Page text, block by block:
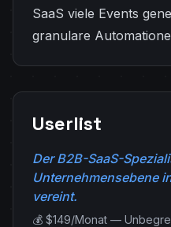
SaaS viele Events
granulare
Userlist
Der B2B-SaaS-
Unternehmensebene
vereint.
💰 $149/Monat —